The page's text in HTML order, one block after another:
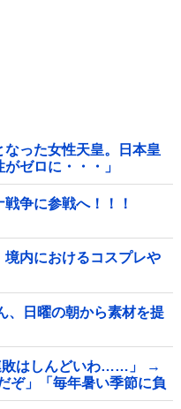
なった女性天皇。日本皇
ゼロに・・・」
争に参戦へ！！！
境内におけるコスプレや
、日曜の朝から素材を提
敗はしんどいわ……」 →
ぞ」「毎年暑い季節に負
は勝って終わるんだよ」